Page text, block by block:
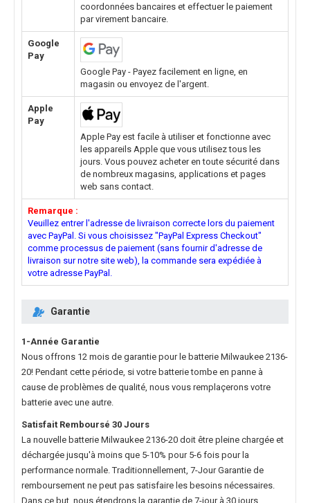
coordonnées bancaires et effectuer le paiement
par virement bancaire.
Google
Pay
Google Pay - Payez facilement en ligne, en
magasin ou envoyez de l'argent.
Apple
Pay
Apple Pay est facile à utiliser et fonctionne avec
les appareils Apple que vous utilisez tous les
jours. Vous pouvez acheter en toute sécurité dans
de nombreux magasins, applications et pages
web sans contact.
Remarque :
Veuillez entrer l'adresse de livraison correcte lors du paiement
avec PayPal. Si vous choisissez "PayPal Express Checkout"
comme processus de paiement (sans fournir d'adresse de
livraison sur notre site web), la commande sera expédiée à
votre adresse PayPal.
Garantie
1-Année Garantie
Nous offrons 12 mois de garantie pour le batterie Milwaukee 2136-
20! Pendant cette période, si votre batterie tombe en panne à
cause de problèmes de qualité, nous vous remplaçerons votre
batterie avec une autre.
Satisfait Remboursé 30 Jours
La nouvelle batterie Milwaukee 2136-20 doit être pleine chargée et
déchargée jusqu'à moins que 5-10% pour 5-6 fois pour la
performance normale. Traditionnellement, 7-Jour Garantie de
remboursement ne peut pas satisfaire les besoins nécessaires.
Dans ce but, nous étendrons la garantie de 7-jour à 30 jours.